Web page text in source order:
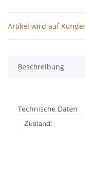
Artikel wird auf
Beschreibung
Technische Daten
Zustand: